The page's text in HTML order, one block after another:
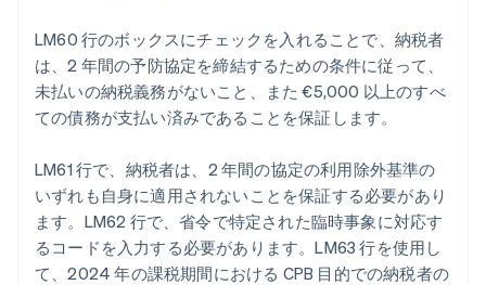
LM60 行のボックスにチェックを入れることで、納税者
は、2 年間の予防協定を締結するための条件に従って、
未払いの納税義務がないこと、また €5,000 以上のすべ
ての債務が支払い済みであることを保証します。
LM61 行で、納税者は、2 年間の協定の利用除外基準の
いずれも自身に適用されないことを保証する必要があり
ます。LM62 行で、省令で特定された臨時事象に対応す
るコードを入力する必要があります。LM63 行を使用し
て、2024 年の課税期間における CPB 目的での納税者の